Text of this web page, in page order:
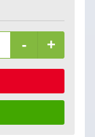
- +